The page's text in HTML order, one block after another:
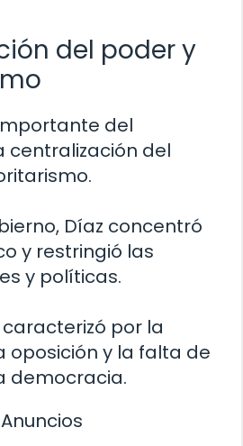
del poder y
del
centralización del
Díaz concentró
y restringió las
y políticas.
por la
oposición y la falta de
democracia.
Anuncios